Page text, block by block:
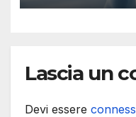
Lascia un
Devi essere